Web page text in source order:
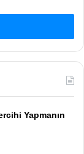
Yapmanın